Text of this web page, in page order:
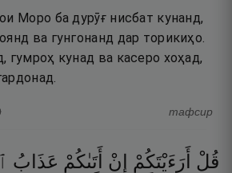
Моро ба дурӯғ нисбат кунанд,
ва гунгонанд дар торикиҳо.
гумроҳ кунад ва касеро хоҳад,
тафсир
قُلْ أَرَءَيْتَكُمْ إِنْ أَتَىٰكُمْ عَذَابُ